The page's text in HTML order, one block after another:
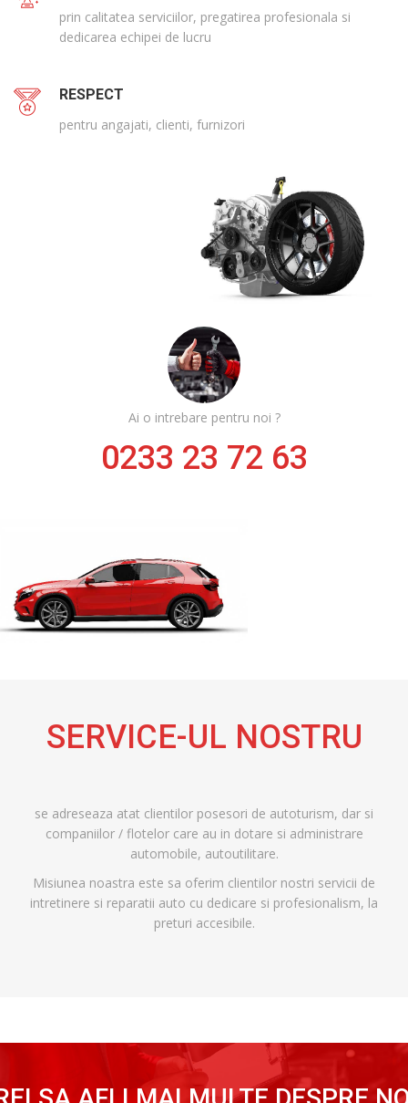
prin calitatea serviciilor, pregatirea profesionala si
dedicarea echipei de lucru
RESPECT
pentru angajati, clienti, furnizori
Ai o intrebare pentru noi ?
0233 23 72 63
SERVICE-UL NOSTRU
se adreseaza atat clientilor posesori de autoturism, dar si
companiilor / flotelor care au in dotare si administrare
automobile, autoutilitare.
Misiunea noastra este sa oferim clientilor nostri servicii de
intretinere si reparatii auto cu dedicare si profesionalism, la
preturi accesibile.